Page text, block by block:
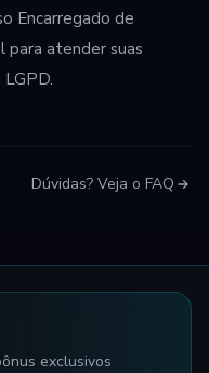
Encarregado de
atender suas
Dúvidas? Veja o FAQ
exclusivos